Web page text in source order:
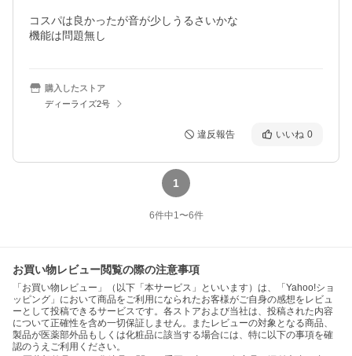
コスパは良かったが音が少しうるさいかな
機能は問題無し
購入したストア
ディーライズ2号
違反報告 いいね 0
1
6件中1〜6件
お買い物レビュー閲覧の際の注意事項
「お買い物レビュー」（以下「本サービス」といいます）は、「Yahoo!ショ
ッピング」において商品をご利用になられたお客様がご自身の感想をレビュ
ーとして投稿できるサービスです。各ストアおよび当社は、投稿された内容
について正確性を含め一切保証しません。またレビューの対象となる商品、
製品が医薬部外品もしくは化粧品に該当する場合には、特に以下の事項を確
認のうえご利用ください。